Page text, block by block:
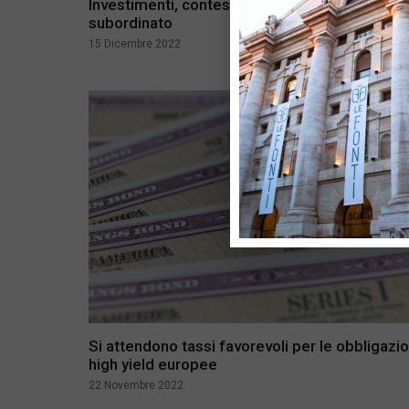
Investimenti, contesto favorevole per il
subordinato
15 Dicembre 2022
Si attendono tassi favorevoli per le
high yield europee
22 Novembre 2022